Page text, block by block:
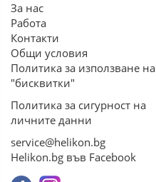
За нас
Работа
Контакти
Общи условия
Политика за използване на
"бисквитки"
Политика за сигурност на
личните данни
service@helikon.bg
Helikon.bg във Facebook